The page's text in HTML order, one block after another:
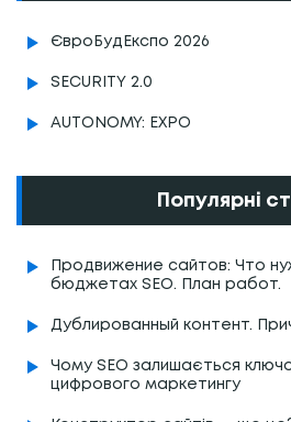
ЄвроБудЕкспо 2026
SECURITY 2.0
AUTONOMY: EXPO
Популярні
Продвижение сайтов: Что
бюджетах SEO. План работ.
Дублированный контент.
Чому SEO залишається
цифрового маркетингу